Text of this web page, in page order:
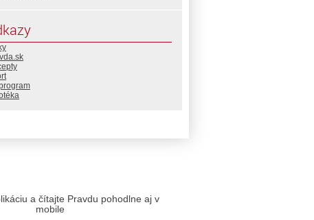
a čítajte Pravdu pohodlne aj v
mobile